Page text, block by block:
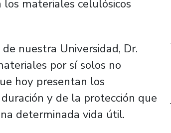
materiales celulósicos
nuestra Universidad, Dr.
por sí solos no
hoy presentan los
y de la protección que
determinada vida útil.